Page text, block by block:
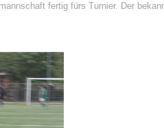
fertig fürs Turnier. Der